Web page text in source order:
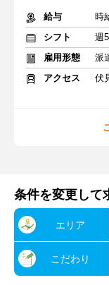
給与
時
シフト
週
雇用形態
派
アクセス
伏
条件を変更して
エリア
こだわり